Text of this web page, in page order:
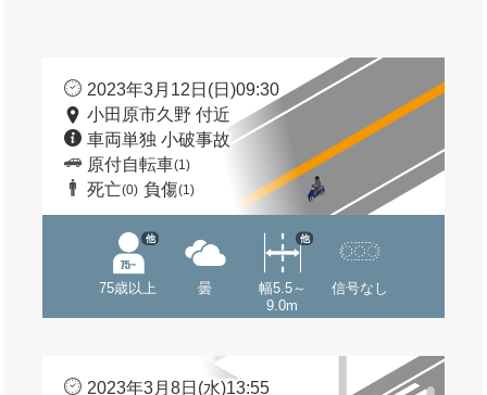
2023年3月12日(日)09:30
小田原市久野 付近
車両単独 小破事故
原付自転車(1)
死亡(0) 負傷(1)
75歳以上
他
曇
幅5.5～
9.0m
他
信号なし
2023年3月8日(水)13:55